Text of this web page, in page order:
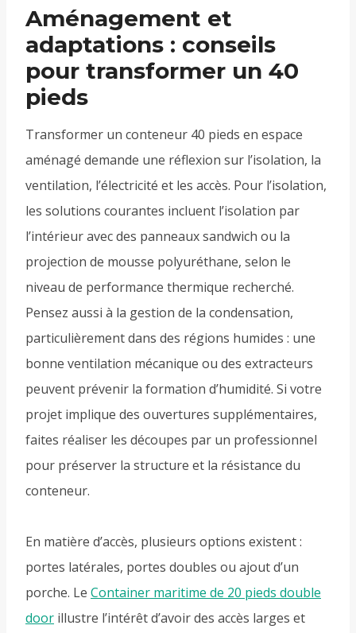
Aménagement et
adaptations : conseils
pour transformer un 40
pieds
Transformer un conteneur 40 pieds en espace
aménagé demande une réflexion sur l’isolation, la
ventilation, l’électricité et les accès. Pour l’isolation,
les solutions courantes incluent l’isolation par
l’intérieur avec des panneaux sandwich ou la
projection de mousse polyuréthane, selon le
niveau de performance thermique recherché.
Pensez aussi à la gestion de la condensation,
particulièrement dans des régions humides : une
bonne ventilation mécanique ou des extracteurs
peuvent prévenir la formation d’humidité. Si votre
projet implique des ouvertures supplémentaires,
faites réaliser les découpes par un professionnel
pour préserver la structure et la résistance du
conteneur.
En matière d’accès, plusieurs options existent :
portes latérales, portes doubles ou ajout d’un
porche. Le Container maritime de 20 pieds double
door illustre l’intérêt d’avoir des accès larges et